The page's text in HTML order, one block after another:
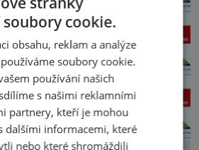
cookie.
obsahu, reklam a analýze
soubory cookie.
používání našich
s našimi reklamními
partnery, kteří je mohou
dalšími informacemi, které
nebo které shromáždili